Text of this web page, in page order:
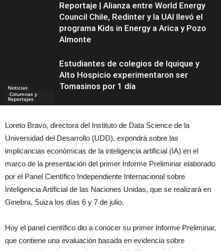
Columnas y
Reportajes
Reportaje | Alianza entre World Energy
Council Chile, Redinter y la UAI llevó el
programa Kids in Energy a Arica y Pozo
Almonte
Noticias
Estudiantes de colegios de Iquique y
Alto Hospicio experimentaron ser
Tomasinos por 1 día
Loreto Bravo, directora del Instituto de Data Science de la
Universidad del Desarrollo (UDD), expondrá sobre las
implicancias económicas de la inteligencia artificial (IA) en el
marco de la presentación del primer Informe Preliminar elaborado
por el Panel Científico Independiente Internacional sobre
Inteligencia Artificial de las Naciones Unidas, que se realizará en
Ginebra, Suiza los días 6 y 7 de julio.
Hoy el panel científico dio a conocer su primer Informe Preliminar,
que contiene una evaluación basada en evidencia sobre